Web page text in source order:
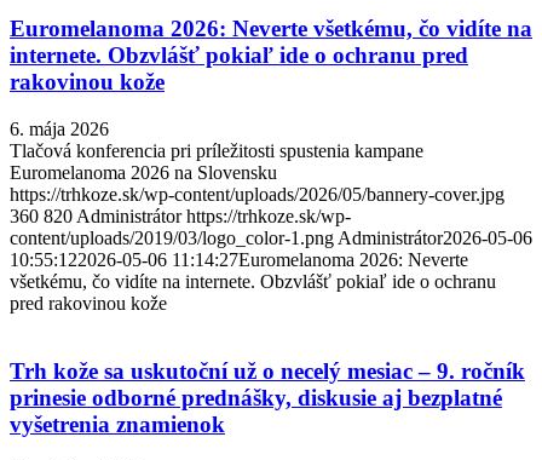
Euromelanoma 2026: Neverte všetkému, čo vidíte na
internete. Obzvlášť pokiaľ ide o ochranu pred
rakovinou kože
6. mája 2026
Tlačová konferencia pri príležitosti spustenia kampane
Euromelanoma 2026 na Slovensku
https://trhkoze.sk/wp-content/uploads/2026/05/bannery-cover.jpg
360 820 Administrátor https://trhkoze.sk/wp-
content/uploads/2019/03/logo_color-1.png Administrátor2026-05-06
10:55:122026-05-06 11:14:27Euromelanoma 2026: Neverte
všetkému, čo vidíte na internete. Obzvlášť pokiaľ ide o ochranu
pred rakovinou kože
Trh kože sa uskutoční už o necelý mesiac – 9. ročník
prinesie odborné prednášky, diskusie aj bezplatné
vyšetrenia znamienok